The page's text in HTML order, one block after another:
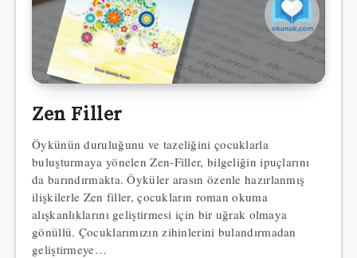
Zen Filler
Öykünün duruluğunu ve tazeliğini çocuklarla
buluşturmaya yönelen Zen-Filler, bilgeliğin ipuçlarını
da barındırmakta. Öyküler arasın özenle hazırlanmış
ilişkilerle Zen filler, çocukların roman okuma
alışkanlıklarını geliştirmesi için bir uğrak olmaya
gönüllü. Çocuklarımızın zihinlerini bulandırmadan
geliştirmeye…